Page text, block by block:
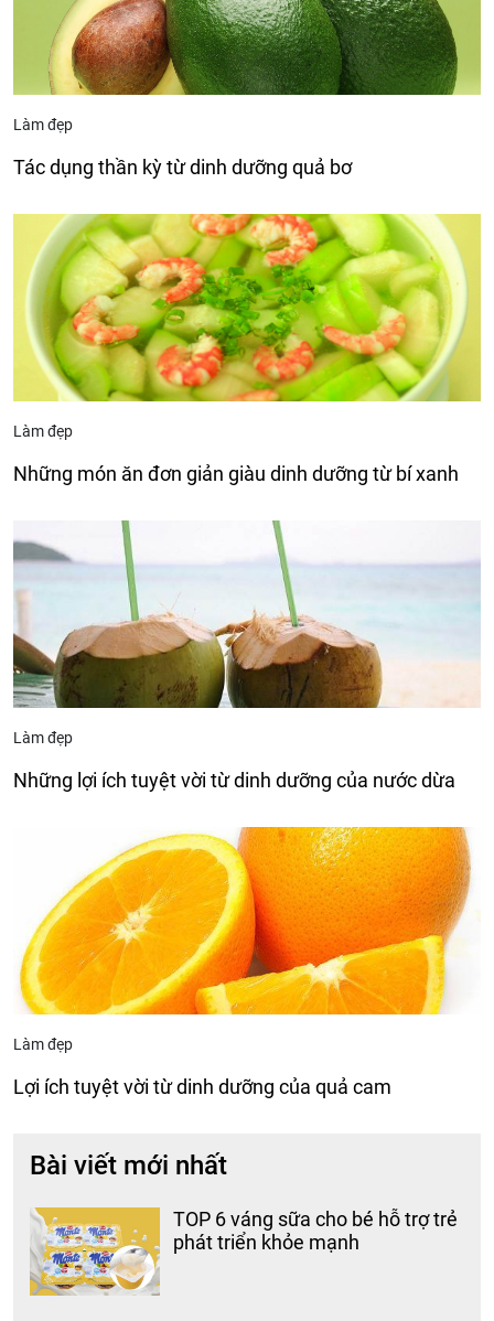
Làm đẹp
Tác dụng thần kỳ từ dinh dưỡng quả bơ
Làm đẹp
Những món ăn đơn giản giàu dinh dưỡng từ bí xanh
Làm đẹp
Những lợi ích tuyệt vời từ dinh dưỡng của nước dừa
Làm đẹp
Lợi ích tuyệt vời từ dinh dưỡng của quả cam
Bài viết mới nhất
TOP 6 váng sữa cho bé hỗ trợ trẻ
phát triển khỏe mạnh